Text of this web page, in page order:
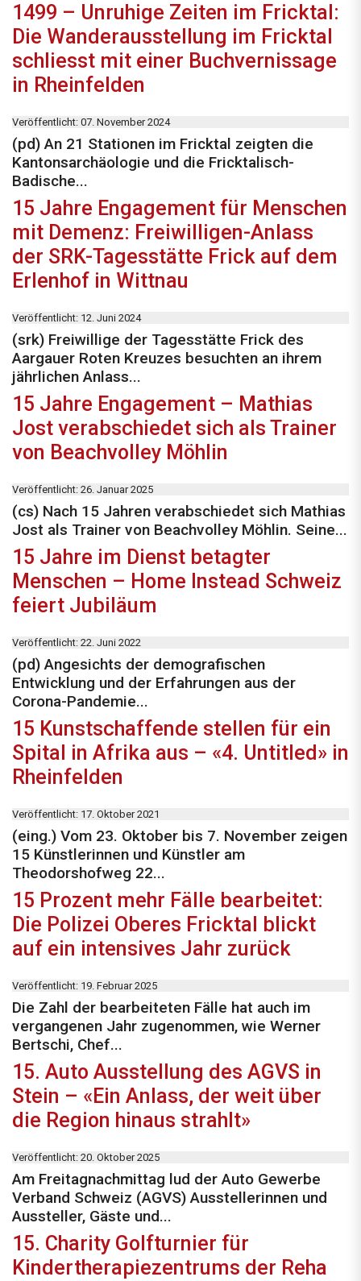
1499 – Unruhige Zeiten im Fricktal:
Die Wanderausstellung im Fricktal
schliesst mit einer Buchvernissage
in Rheinfelden
Veröffentlicht: 07. November 2024
(pd) An 21 Stationen im Fricktal zeigten die
Kantonsarchäologie und die Fricktalisch-
Badische...
15 Jahre Engagement für Menschen
mit Demenz: Freiwilligen-Anlass
der SRK-Tagesstätte Frick auf dem
Erlenhof in Wittnau
Veröffentlicht: 12. Juni 2024
(srk) Freiwillige der Tagesstätte Frick des
Aargauer Roten Kreuzes besuchten an ihrem
jährlichen Anlass...
15 Jahre Engagement – Mathias
Jost verabschiedet sich als Trainer
von Beachvolley Möhlin
Veröffentlicht: 26. Januar 2025
(cs) Nach 15 Jahren verabschiedet sich Mathias
Jost als Trainer von Beachvolley Möhlin. Seine...
15 Jahre im Dienst betagter
Menschen – Home Instead Schweiz
feiert Jubiläum
Veröffentlicht: 22. Juni 2022
(pd) Angesichts der demografischen
Entwicklung und der Erfahrungen aus der
Corona-Pandemie...
15 Kunstschaffende stellen für ein
Spital in Afrika aus – «4. Untitled» in
Rheinfelden
Veröffentlicht: 17. Oktober 2021
(eing.) Vom 23. Oktober bis 7. November zeigen
15 Künstlerinnen und Künstler am
Theodorshofweg 22...
15 Prozent mehr Fälle bearbeitet:
Die Polizei Oberes Fricktal blickt
auf ein intensives Jahr zurück
Veröffentlicht: 19. Februar 2025
Die Zahl der bearbeiteten Fälle hat auch im
vergangenen Jahr zugenommen, wie Werner
Bertschi, Chef...
15. Auto Ausstellung des AGVS in
Stein – «Ein Anlass, der weit über
die Region hinaus strahlt»
Veröffentlicht: 20. Oktober 2025
Am Freitagnachmittag lud der Auto Gewerbe
Verband Schweiz (AGVS) Ausstellerinnen und
Aussteller, Gäste und...
15. Charity Golfturnier für
Kindertherapiezentrums der Reha